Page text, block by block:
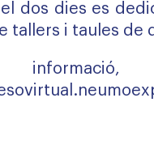
dos dies es
tallers i taules de